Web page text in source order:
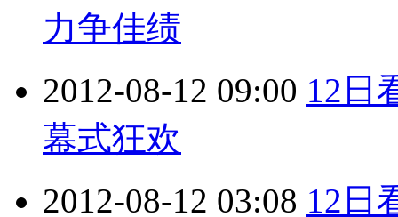
力争佳绩
2012-08-12 09:00 12日
幕式狂欢
2012-08-12 03:08 12日